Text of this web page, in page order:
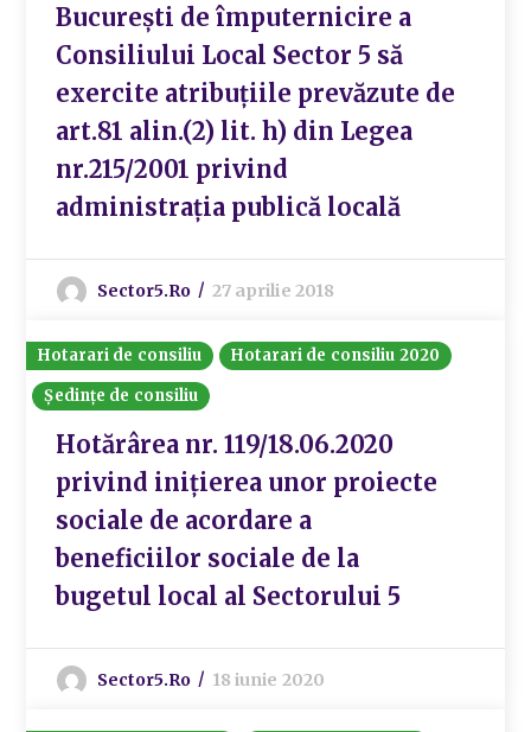
București de împuternicire a
Consiliului Local Sector 5 să
exercite atribuțiile prevăzute de
art.81 alin.(2) lit. h) din Legea
nr.215/2001 privind
administrația publică locală
Sector5.ro 27 aprilie 2018
Hotarari de consiliu
Hotarari de consiliu 2020
Ședințe de consiliu
Hotărârea nr. 119/18.06.2020
privind inițierea unor proiecte
sociale de acordare a
beneficiilor sociale de la
bugetul local al Sectorului 5
Sector5.ro 18 iunie 2020